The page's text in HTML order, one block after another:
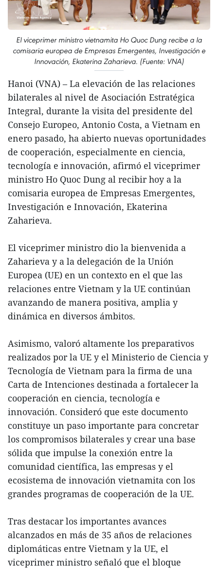
El viceprimer ministro vietnamita Ho Quoc Dung recibe a la
comisaria europea de Empresas Emergentes, Investigación e
Innovación, Ekaterina Zaharieva. (Fuente: VNA)
Hanoi (VNA) – La elevación de las relaciones
bilaterales al nivel de Asociación Estratégica
Integral, durante la visita del presidente del
Consejo Europeo, Antonio Costa, a Vietnam en
enero pasado, ha abierto nuevas oportunidades
de cooperación, especialmente en ciencia,
tecnología e innovación, afirmó el viceprimer
ministro Ho Quoc Dung al recibir hoy a la
comisaria europea de Empresas Emergentes,
Investigación e Innovación, Ekaterina
Zaharieva.
El viceprimer ministro dio la bienvenida a
Zaharieva y a la delegación de la Unión
Europea (UE) en un contexto en el que las
relaciones entre Vietnam y la UE continúan
avanzando de manera positiva, amplia y
dinámica en diversos ámbitos.
Asimismo, valoró altamente los preparativos
realizados por la UE y el Ministerio de Ciencia y
Tecnología de Vietnam para la firma de una
Carta de Intenciones destinada a fortalecer la
cooperación en ciencia, tecnología e
innovación. Consideró que este documento
constituye un paso importante para concretar
los compromisos bilaterales y crear una base
sólida que impulse la conexión entre la
comunidad científica, las empresas y el
ecosistema de innovación vietnamita con los
grandes programas de cooperación de la UE.
Tras destacar los importantes avances
alcanzados en más de 35 años de relaciones
diplomáticas entre Vietnam y la UE, el
viceprimer ministro señaló que el bloque